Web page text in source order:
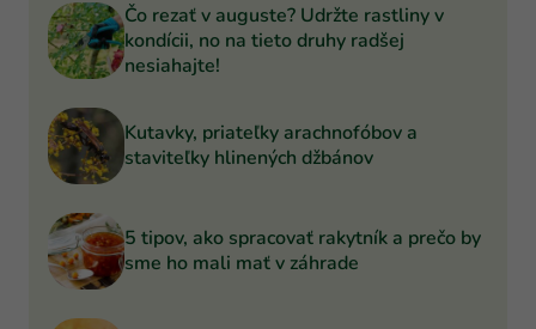
Čo rezať v auguste? Udržte rastliny v
kondícii, no na tieto druhy radšej
nesiahajte!
Kutavky, priateľky arachnofóbov a
staviteľky hlinených džbánov
5 tipov, ako spracovať rakytník a prečo by
sme ho mali mať v záhrade